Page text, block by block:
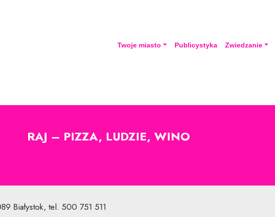
Twoje miasto Publicystyka Zwiedzanie
RAJ – PIZZA, LUDZIE, WINO
Białystok, tel. 500 751 511